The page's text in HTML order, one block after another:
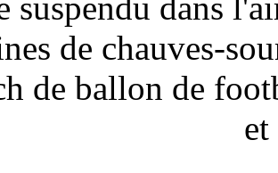
de chauves-
de ballon de